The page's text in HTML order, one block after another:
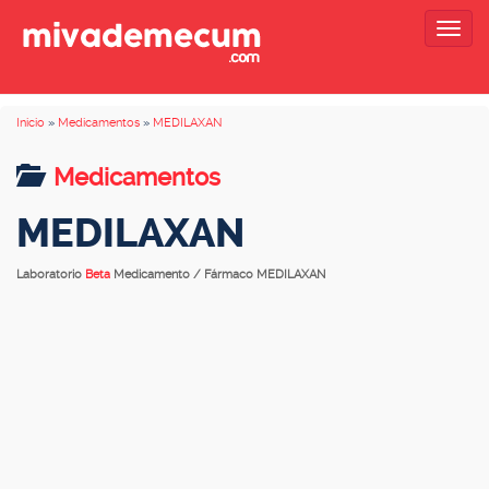
Inicio » Medicamentos » MEDILAXAN
Medicamentos
MEDILAXAN
Laboratorio Beta Medicamento / Fármaco MEDILAXAN